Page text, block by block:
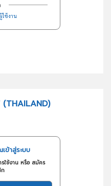
ช้งาน
ข้าสู่ระบบ
ใช้งาน หรือ สมัคร
ก